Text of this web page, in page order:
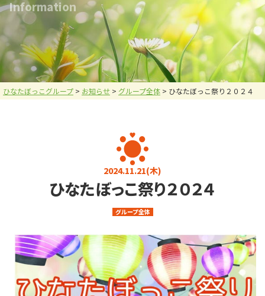
おひさま
名草釣堀
釣堀施設・ヤギ牧場
バーベキュー施設
お問い合わせ
炭焼倶楽部 火炉
メニュー
採用情報 会社案内
介護に関するご相談
080-4760-7823
9:00～17:00 (土日・祝日を除く)
0284-22-3737
9:00～17:00 (土日・祝日を除く)
メールフォーム
Information
ひなたぼっこグループ > お知らせ > グループ全体 > ひなたぼっこ祭り２０２４
2024.11.21(木)
ひなたぼっこ祭り２０２４
グループ全体